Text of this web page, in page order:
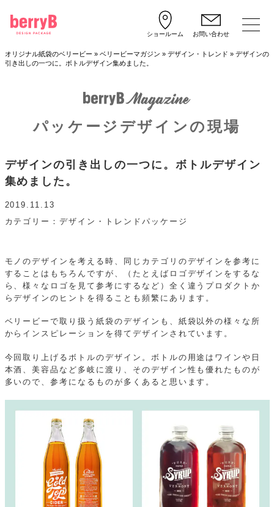
ショールーム お問い合わせ
オリジナル紙袋のベリービー » ベリービーマガジン » デザイン・トレンド » デザインの
引き出しの一つに。ボトルデザイン集めました。
パッケージデザインの現場
デザインの引き出しの一つに。ボトルデザイン
集めました。
2019.11.13
カテゴリー
デザイン・トレンド パッケージ
モノのデザインを考える時、同じカテゴリのデザインを参考に
することはもちろんですが、（たとえばロゴデザインをするな
ら、様々なロゴを見て参考にするなど）全く違うプロダクトか
らデザインのヒントを得ることも頻繁にあります。
ベリービーで取り扱う紙袋のデザインも、紙袋以外の様々な所
からインスピレーションを得てデザインされています。
今回取り上げるボトルのデザイン。ボトルの用途はワインや日
本酒、美容品など多岐に渡り、そのデザイン性も優れたものが
多いので、参考になるものが多くあると思います。